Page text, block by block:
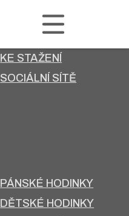
KARIÉRA
KE STAŽENÍ
SOCIÁLNÍ SÍTĚ
PÁNSKÉ HODINKY
DĚTSKÉ HODINKY